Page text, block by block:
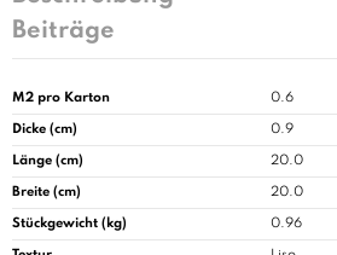
Beiträge
M2 pro Karton 0.6
Dicke (cm) 0.9
Länge (cm) 20.0
Breite (cm) 20.0
Stückgewicht (kg) 0.96